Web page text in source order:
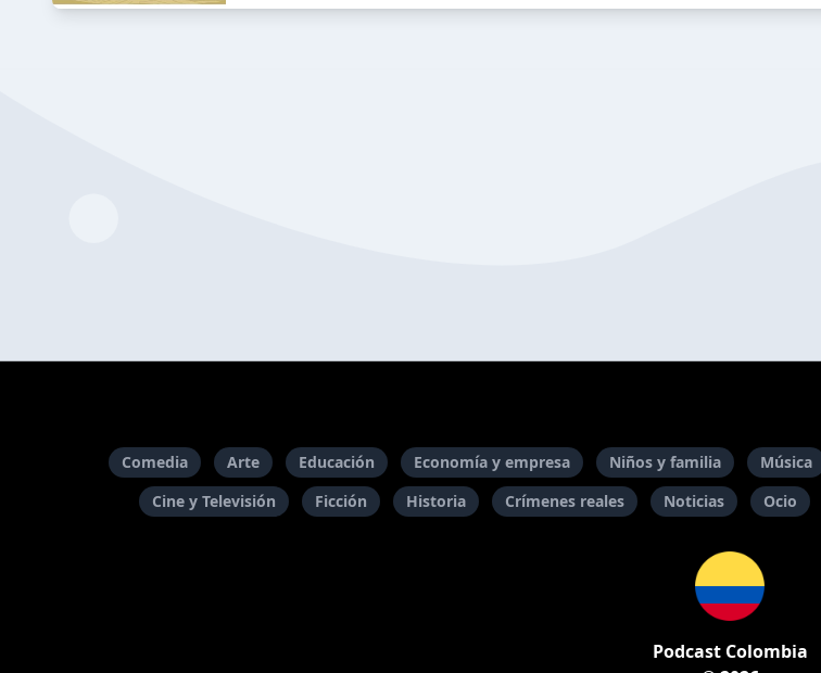
Comedia Arte Educación Economía y empresa Niños y familia Música
Cine y Televisión
Ficción Historia Crímenes reales Noticias Ocio
Podcast Colombia